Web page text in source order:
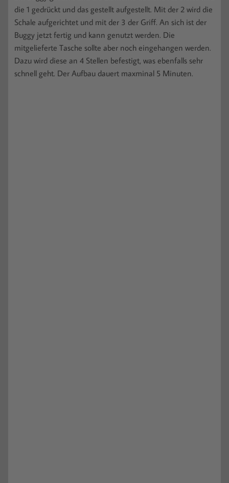
die 1 gedrückt und das gestellt aufgestellt. Mit der 2 wird die
Schale aufgerichtet und mit der 3 der Griff. An sich ist der
Buggy jetzt fertig und kann genutzt werden. Die
mitgelieferte Tasche sollte aber noch eingehangen werden.
Dazu wird diese an 4 Stellen befestigt, was ebenfalls sehr
schnell geht. Der Aufbau dauert maxminal 5 Minuten.